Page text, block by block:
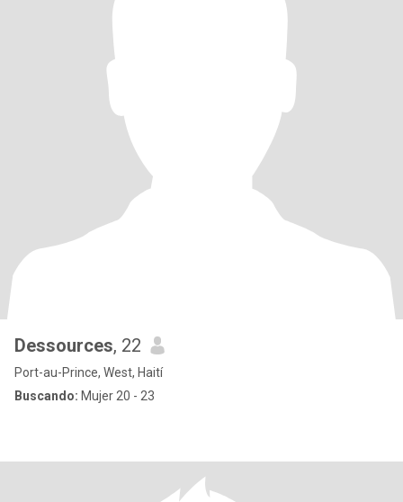
Dessources, 22
Port-au-Prince, West, Haití
Buscando: Mujer 20 - 23